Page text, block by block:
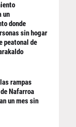
un
donde
sin hogar
peatonal de
rampas
Nafarroa
un mes sin